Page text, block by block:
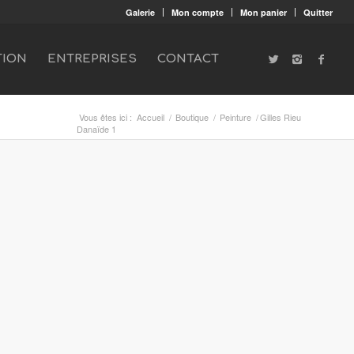
Galerie Mon compte Mon panier Quitter
ENTREPRISES CONTACT
Vous êtes ici : Accueil / Boutique / Peinture /Gilles Rieu
Danaïde 1